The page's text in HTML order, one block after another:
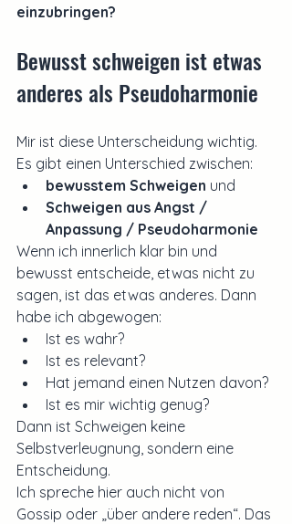
einzubringen?
Bewusst schweigen ist etwas
anderes als Pseudoharmonie
Mir ist diese Unterscheidung wichtig.
Es gibt einen Unterschied zwischen:
bewusstem Schweigen und
Schweigen aus Angst /
Anpassung / Pseudoharmonie
Wenn ich innerlich klar bin und
bewusst entscheide, etwas nicht zu
sagen, ist das etwas anderes. Dann
habe ich abgewogen:
Ist es wahr?
Ist es relevant?
Hat jemand einen Nutzen davon?
Ist es mir wichtig genug?
Dann ist Schweigen keine
Selbstverleugnung, sondern eine
Entscheidung.
Ich spreche hier auch nicht von
Gossip oder „über andere reden“. Das